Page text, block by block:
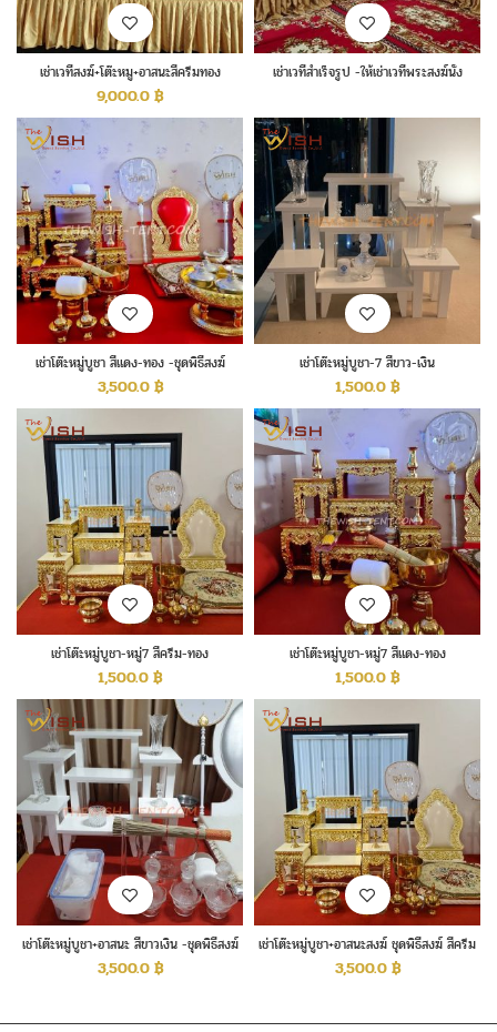
เช่าเวทีสงฆ์+โต๊ะหมู+อาสนะสีครีมทอง
9,000.0฿
เช่าเวทีสำเร็จรูป -ให้เช่าเวทีพระสงฆ์นั่ง
เช่าโต๊ะหมู่บูชา สีแดง-ทอง -ชุดพิธีสงฆ์
3,500.0฿
เช่าโต๊ะหมู่บูชา-7 สีขาว-เงิน
1,500.0฿
เช่าโต๊ะหมู่บูชา-หมู่7 สีครีม-ทอง
1,500.0฿
เช่าโต๊ะหมู่บูชา-หมู่7 สีแดง-ทอง
1,500.0฿
เช่าโต๊ะหมู่บูชา+อาสนะ สีขาวเงิน -ชุดพิธีสงฆ์
3,500.0฿
เช่าโต๊ะหมู่บูชา+อาสนะสงฆ์ ชุดพิธีสงฆ์ สีครีม
ทอง
3,500.0฿